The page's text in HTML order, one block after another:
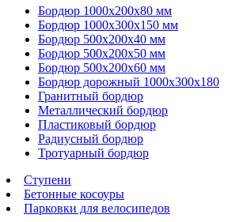
Бордюр 1000х200х80 мм
Бордюр 1000х300х150 мм
Бордюр 500х200х40 мм
Бордюр 500х200х50 мм
Бордюр 500х200х60 мм
Бордюр дорожный 1000х300х180
Гранитный бордюр
Металлический бордюр
Пластиковый бордюр
Радиусный бордюр
Тротуарный бордюр
Ступени
Бетонные косоуры
Парковки для велосипедов